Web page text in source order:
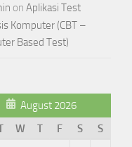
on Aplikasi Test
Komputer (CBT –
Based Test)
August 2026
W T F S
S